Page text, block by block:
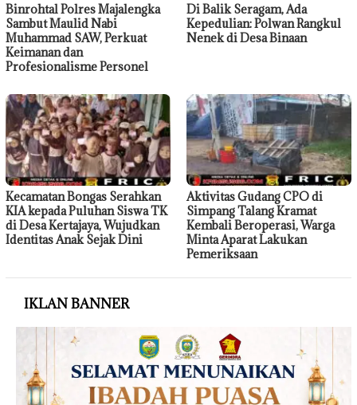
Binrohtal Polres Majalengka
Sambut Maulid Nabi
Muhammad SAW, Perkuat
Keimanan dan
Profesionalisme Personel
Di Balik Seragam, Ada
Kepedulian: Polwan Rangkul
Nenek di Desa Binaan
Kecamatan Bongas Serahkan
KIA kepada Puluhan Siswa TK
di Desa Kertajaya, Wujudkan
Identitas Anak Sejak Dini
Aktivitas Gudang CPO di
Simpang Talang Kramat
Kembali Beroperasi, Warga
Minta Aparat Lakukan
Pemeriksaan
IKLAN BANNER